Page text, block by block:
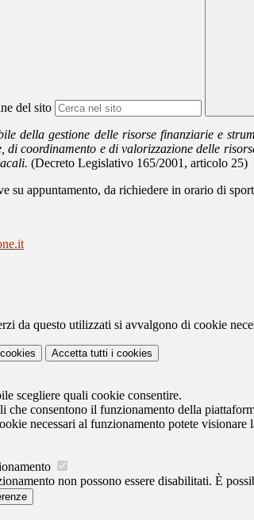
del sito
della gestione delle risorse finanziarie e
di coordinamento e di valorizzazione delle
(Decreto Legislativo 165/2001, articolo 25)
su appuntamento, da richiedere in orario di
da questo utilizzati si avvalgono di cookie
Accetta tutti i cookies
scegliere quali cookie consentire.
che consentono il funzionamento della
necessari al funzionamento potete visionare
non possono essere disabilitati. È